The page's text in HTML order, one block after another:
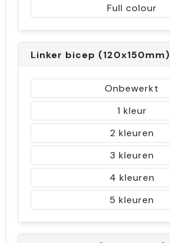
Full colour
Linker bicep (120x150mm)
Onbewerkt
1
2
3
4
5